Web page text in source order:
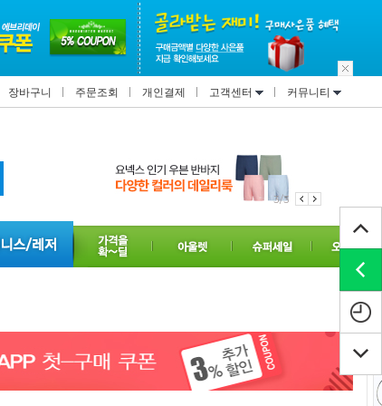
장바구니 주문조회 개인결제 고객센터 커뮤니티
1/3